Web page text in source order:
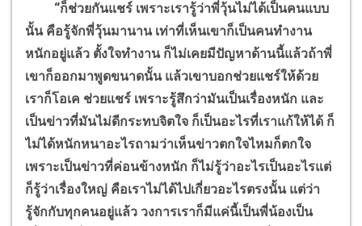
“ก็ช่วยกันแชร์ เพราะเรารู้ว่าพี่วุ้นไม่ได้เป็นคนแบบ
นั้น คือรู้จักพี่วุ้นมานาน เท่าที่เห็นเขาก็เป็นคนทำงาน
หนักอยู่แล้ว ตั้งใจทำงาน ก็ไม่เคยมีปัญหาด้านนี้แล้วถ้าพี่
เขาก็ออกมาพูดขนาดนั้น แล้วเขาบอกช่วยแชร์ให้ด้วย
เราก็โอเค ช่วยแชร์ เพราะรู้สึกว่ามันเป็นเรื่องหนัก และ
เป็นข่าวที่มันไม่ดีกระทบจิตใจ ก็เป็นอะไรที่เราแก้ให้ได้ ก็
ไม่ได้หนักหนาอะไรถามว่าเห็นข่าวตกใจไหมก็ตกใจ
เพราะเป็นข่าวที่ค่อนข้างหนัก ก็ไม่รู้ว่าอะไรเป็นอะไรแต่
ก็รู้ว่าเรื่องใหญ่ คือเราไม่ได้ไปเกี่ยวอะไรตรงนั้น แต่ว่า
รู้จักกับทุกคนอยู่แล้ว วงการเราก็มีแค่นี้เป็นพี่น้องเป็น